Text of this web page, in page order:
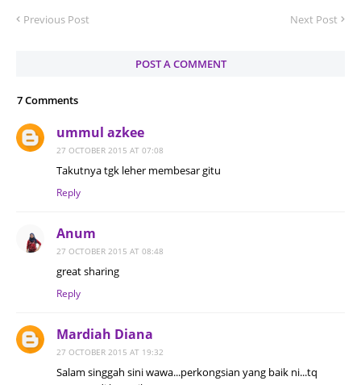
Previous Post Next Post
POST A COMMENT
7 Comments
ummul azkee
27 OCTOBER 2015 AT 07:08
Takutnya tgk leher membesar gitu
Reply
Anum
27 OCTOBER 2015 AT 08:48
great sharing
Reply
Mardiah Diana
27 OCTOBER 2015 AT 19:32
Salam singgah sini wawa...perkongsian yang baik ni...tq